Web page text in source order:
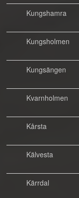
Kungshamra
Kungsholmen
Kungsängen
Kvarnholmen
Kårsta
Kälvesta
Kärrdal